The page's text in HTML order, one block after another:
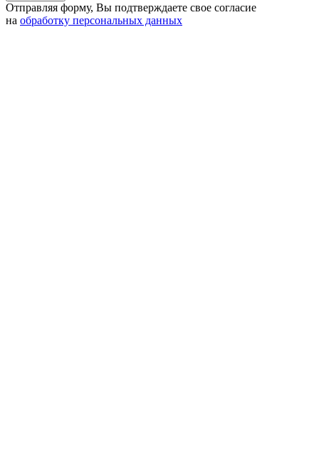
Отправляя форму, Вы подтверждаете свое согласие
на обработку персональных данных